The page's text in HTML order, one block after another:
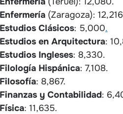
Enfermería (Zaragoza):
Estudios Clásicos: 5,000.
Estudios en Arquitectura:
Estudios Ingleses: 8,330.
Filología Hispánica: 7,108.
Filosofía: 8,867.
Finanzas y Contabilidad:
Física: 11,635.